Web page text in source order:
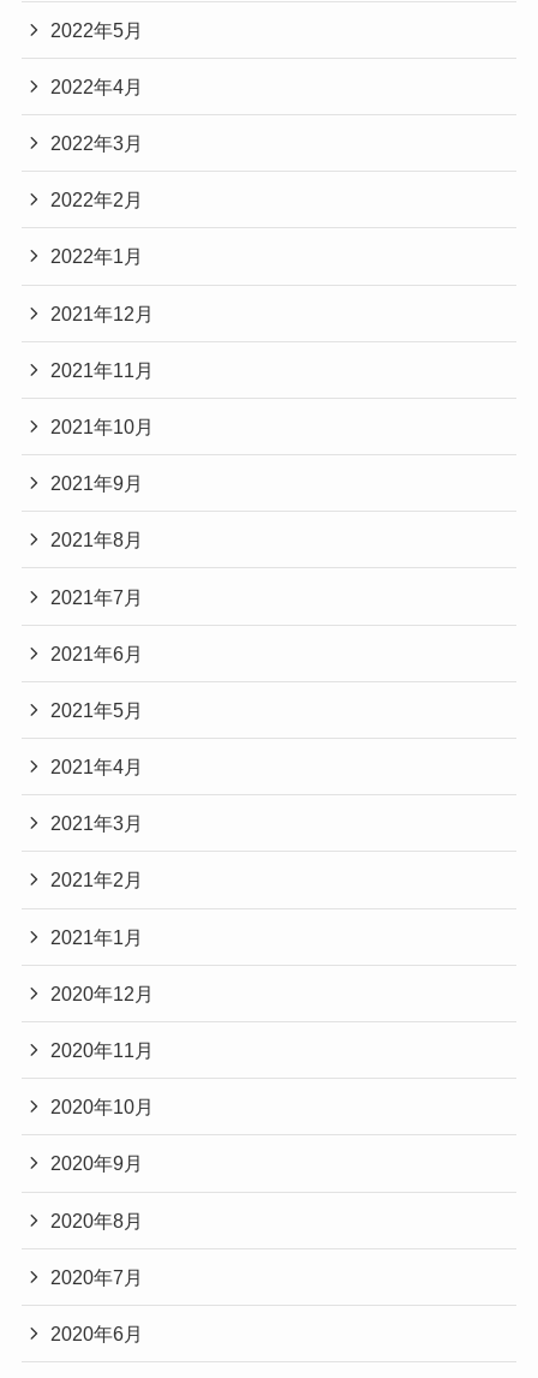
2022年5月
2022年4月
2022年3月
2022年2月
2022年1月
2021年12月
2021年11月
2021年10月
2021年9月
2021年8月
2021年7月
2021年6月
2021年5月
2021年4月
2021年3月
2021年2月
2021年1月
2020年12月
2020年11月
2020年10月
2020年9月
2020年8月
2020年7月
2020年6月